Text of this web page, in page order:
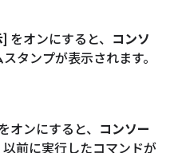
] をオンにすると、
コンソ
タンプが表示されます。
をオンにすると、
コンソー
前に実行したコマンドが